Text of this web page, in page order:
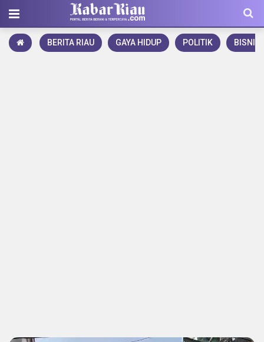
BERITA RIAU GAYA HIDUP POLITIK BISNIS